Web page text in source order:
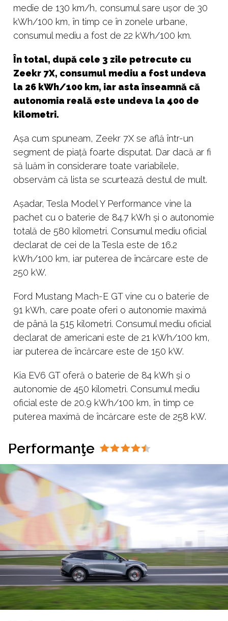
medie de 130 km/h, consumul sare ușor de 30
kWh/100 km, în timp ce în zonele urbane,
consumul mediu a fost de 22 kWh/100 km.
În total, după cele 3 zile petrecute cu
Zeekr 7X, consumul mediu a fost undeva
la 26 kWh/100 km, iar asta înseamnă că
autonomia reală este undeva la 400 de
kilometri.
Așa cum spuneam, Zeekr 7X se află într-un
segment de piață foarte disputat. Dar dacă ar fi
să luăm în considerare toate variabilele,
observăm că lista se scurtează destul de mult.
Așadar, Tesla Model Y Performance vine la
pachet cu o baterie de 84.7 kWh și o autonomie
totală de 580 kilometri. Consumul mediu oficial
declarat de cei de la Tesla este de 16.2
kWh/100 km, iar puterea de încărcare este de
250 kW.
Ford Mustang Mach-E GT vine cu o baterie de
91 kWh, care poate oferi o autonomie maximă
de până la 515 kilometri. Consumul mediu oficial
declarat de americani este de 21 kWh/100 km,
iar puterea de încărcare este de 150 kW.
Kia EV6 GT oferă o baterie de 84 kWh și o
autonomie de 450 kilometri. Consumul mediu
oficial este de 20.9 kWh/100 km, în timp ce
puterea maximă de încărcare este de 258 kW.
Performanţe